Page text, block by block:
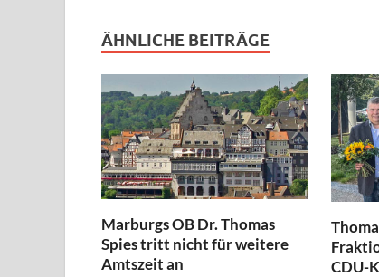
ÄHNLICHE BEITRÄGE
Marburgs OB Dr. Thomas
Spies tritt nicht für weitere
Amtszeit an
CDU-